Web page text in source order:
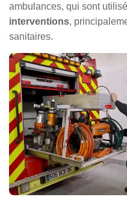
ambulances, qui sont
interventions,
sanitaires.